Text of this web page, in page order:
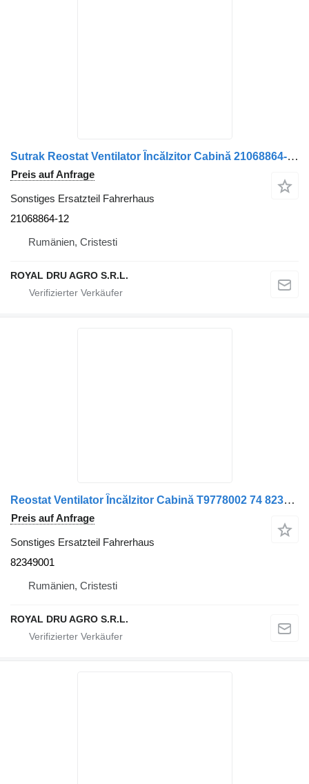
Sutrak Reostat Ventilator Încălzitor Cabină 21068864-12 für Carrier Sutrak DRB 60 LKW
Preis auf Anfrage
Sonstiges Ersatzteil Fahrerhaus
21068864-12
Rumänien, Cristesti
ROYAL DRU AGRO S.R.L.
Reostat Ventilator Încălzitor Cabină T9778002 74 82349001 für Volvo LKW
Preis auf Anfrage
Sonstiges Ersatzteil Fahrerhaus
82349001
Rumänien, Cristesti
ROYAL DRU AGRO S.R.L.